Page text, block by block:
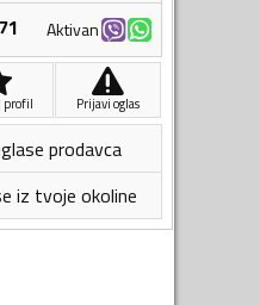
Aktivan
profil Prijavi oglas
prodavca
iz tvoje okoline